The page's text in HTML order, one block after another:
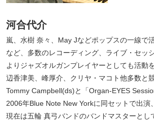
河合代介
嵐、水樹 奈々、May Jなどポップスの一線で
など、多数のレコーディング、ライブ・セッ
よりジャズオルガンプレイヤーとしても活動
辺香津美、峰厚介、クリヤ・マコト他多数と
Tommy Campbell(ds)と「Organ-EYES
2006年Blue Note New Yorkに同セットで出演
現在は五輪 真弓バンドのバンドマスターとし